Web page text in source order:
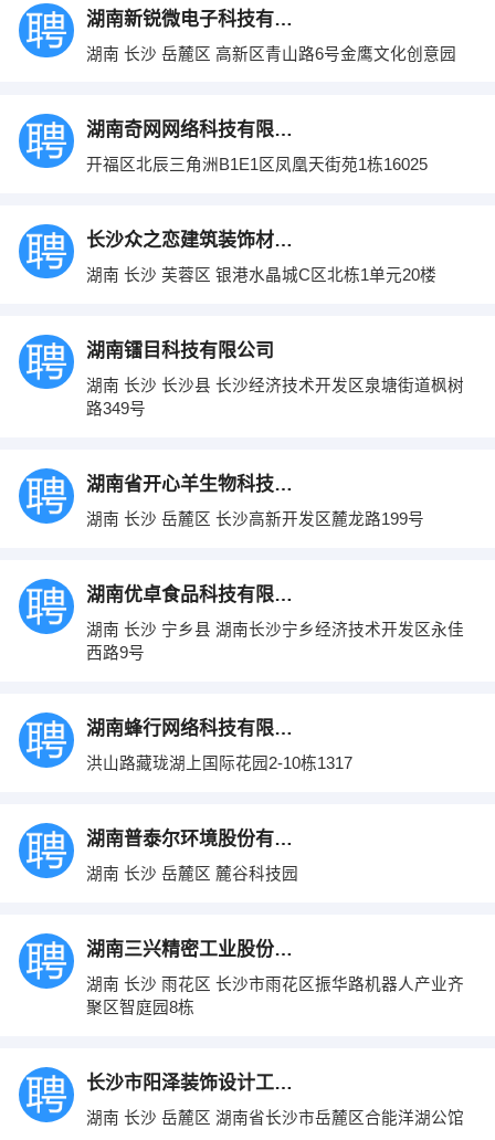
湖南新锐微电子科技有限公司
湖南 长沙 岳麓区 高新区青山路6号金鹰文化创意园
湖南奇网网络科技有限公司
开福区北辰三角洲B1E1区凤凰天街苑1栋16025
长沙众之恋建筑装饰材料有限公司
湖南 长沙 芙蓉区 银港水晶城C区北栋1单元20楼
湖南镭目科技有限公司
湖南 长沙 长沙县 长沙经济技术开发区泉塘街道枫树
路349号
湖南省开心羊生物科技有限公司
湖南 长沙 岳麓区 长沙高新开发区麓龙路199号
湖南优卓食品科技有限公司
湖南 长沙 宁乡县 湖南长沙宁乡经济技术开发区永佳
西路9号
湖南蜂行网络科技有限公司
洪山路藏珑湖上国际花园2-10栋1317
湖南普泰尔环境股份有限公司
湖南 长沙 岳麓区 麓谷科技园
湖南三兴精密工业股份有限公司
湖南 长沙 雨花区 长沙市雨花区振华路机器人产业齐
聚区智庭园8栋
长沙市阳泽装饰设计工程有限公司
湖南 长沙 岳麓区 湖南省长沙市岳麓区合能洋湖公馆